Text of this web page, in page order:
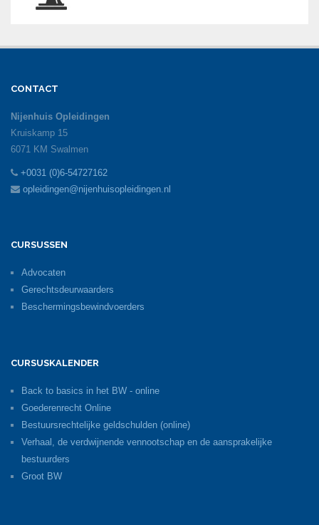
CONTACT
Nijenhuis Opleidingen
Kruiskamp 15
6071 KM Swalmen
+0031 (0)6-54727162
opleidingen@nijenhuisopleidingen.nl
CURSUSSEN
Advocaten
Gerechtsdeurwaarders
Beschermingsbewindvoerders
CURSUSKALENDER
Back to basics in het BW - online
Goederenrecht Online
Bestuursrechtelijke geldschulden (online)
Verhaal, de verdwijnende vennootschap en de aansprakelijke
bestuurders
Groot BW